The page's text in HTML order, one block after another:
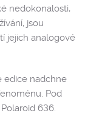
nedokonalosti,
jsou
jejich analogové
edice nadchne
Pod
636.